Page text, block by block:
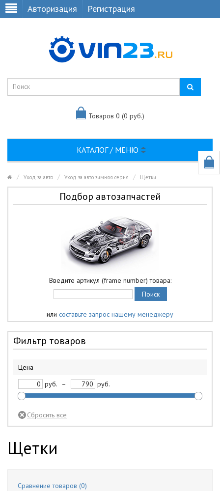
Авторизация Регистрация
Товаров 0 (0 руб.)
КАТАЛОГ / МЕНЮ
Уход за авто Уход за авто зимняя серия Щетки
Подбор автозапчастей
Введите артикул (frame number) товара:
или составьте запрос нашему менеджеру
Фильтр товаров
Цена
руб.
– руб.
Щетки
Сравнение товаров (0)